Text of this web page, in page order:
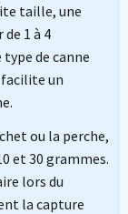
taille, une
1 à 4
de canne
un
ou la perche,
et 30 grammes.
lors du
la capture